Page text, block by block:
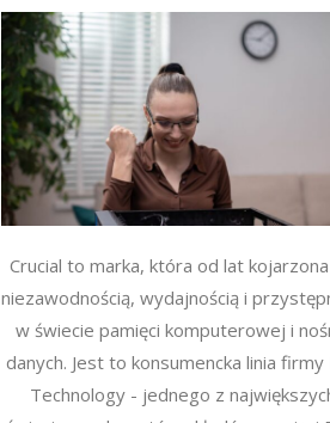
Crucial to marka, która od lat
niezawodnością, wydajnością i
w świecie pamięci komputerowej i
danych. Jest to konsumencka linia firmy
Technology - jednego z